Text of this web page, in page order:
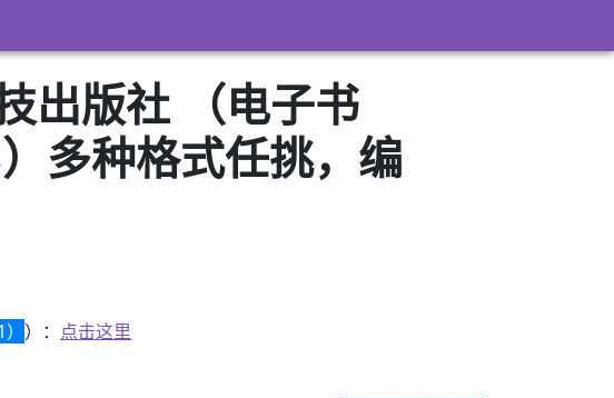
出版社 （电子书
种格式任挑，编
）： 点击这里